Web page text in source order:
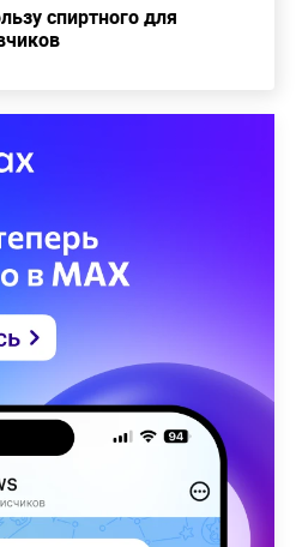
спиртного для